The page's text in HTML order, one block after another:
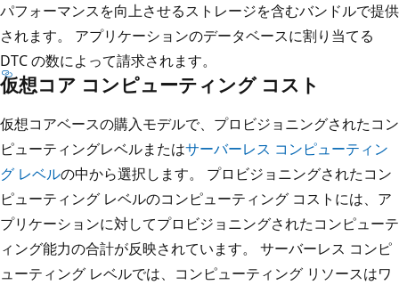
パフォーマンスを向上させるストレージを含むバンドルで提供
されます。 アプリケーションのデータベースに割り当てる
DTC の数によって請求されます。
仮想コア コンピューティング コスト
仮想コアベースの購入モデルで、プロビジョニングされたコン
ピューティングレベルまたはサーバーレス コンピューティン
グ レベルの中から選択します。 プロビジョニングされたコン
ピューティング レベルのコンピューティング コストには、ア
プリケーションに対してプロビジョニングされたコンピューテ
ィング能力の合計が反映されています。 サーバーレス コンピ
ューティング レベルでは、コンピューティング リソースはワ